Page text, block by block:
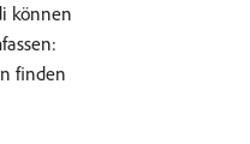
können
finden